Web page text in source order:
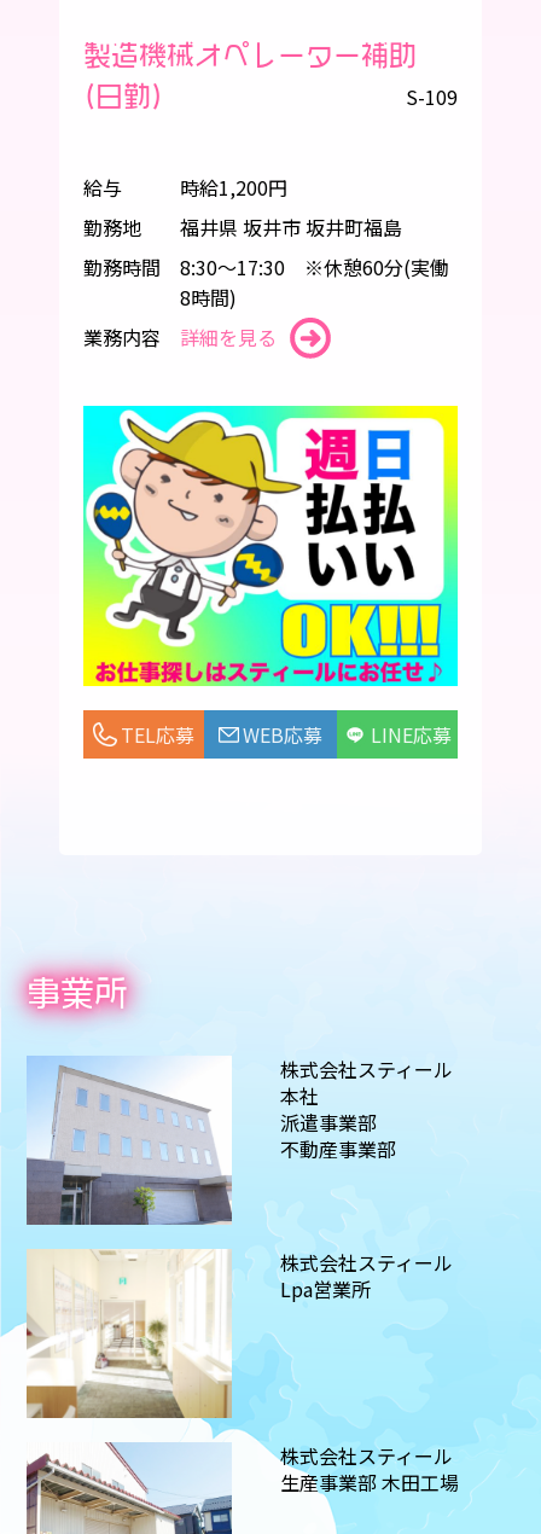
製造機械オペレーター補助
(日勤)
S-109
給与
時給1,200円
勤務地
福井県 坂井市 坂井町福島
勤務時間
8:30～17:30 ※休憩60分(実働
8時間)
業務内容
詳細を見る
TEL応募 WEB応募 LINE応募
事業所
株式会社スティール
本社
派遣事業部
不動産事業部
株式会社スティール
Lpa営業所
株式会社スティール
生産事業部 木田工場